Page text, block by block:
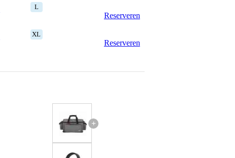
L
Reserveren
XL
Reserveren
+